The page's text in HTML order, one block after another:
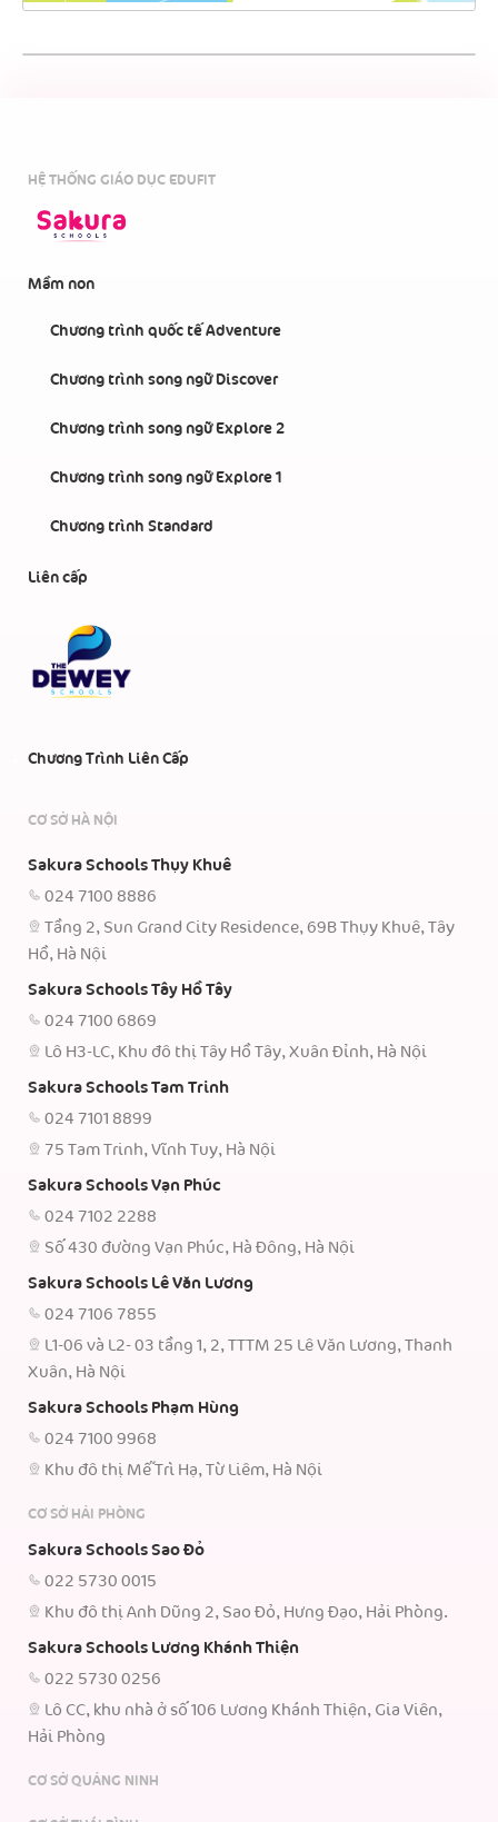
HỆ THỐNG GIÁO DỤC EDUFIT
Mầm non
Chương trình quốc tế Adventure
Chương trình song ngữ Discover
Chương trình song ngữ Explore 2
Chương trình song ngữ Explore 1
Chương trình Standard
Liên cấp
Chương Trình Liên Cấp
CƠ SỞ HÀ NỘI
Sakura Schools Thụy Khuê
024 7100 8886
Tầng 2, Sun Grand City Residence, 69B Thụy Khuê, Tây
Hồ, Hà Nội
Sakura Schools Tây Hồ Tây
024 7100 6869
Lô H3-LC, Khu đô thị Tây Hồ Tây, Xuân Đỉnh, Hà Nội
Sakura Schools Tam Trinh
024 7101 8899
75 Tam Trinh, Vĩnh Tuy, Hà Nội
Sakura Schools Vạn Phúc
024 7102 2288
Số 430 đường Vạn Phúc, Hà Đông, Hà Nội
Sakura Schools Lê Văn Lương
024 7106 7855
L1-06 và L2- 03 tầng 1, 2, TTTM 25 Lê Văn Lương, Thanh
Xuân, Hà Nội
Sakura Schools Phạm Hùng
024 7100 9968
Khu đô thị Mễ Trì Hạ, Từ Liêm, Hà Nội
CƠ SỞ HẢI PHÒNG
Sakura Schools Sao Đỏ
022 5730 0015
Khu đô thị Anh Dũng 2, Sao Đỏ, Hưng Đạo, Hải Phòng.
Sakura Schools Lương Khánh Thiện
022 5730 0256
Lô CC, khu nhà ở số 106 Lương Khánh Thiện, Gia Viên,
Hải Phòng
CƠ SỞ QUẢNG NINH